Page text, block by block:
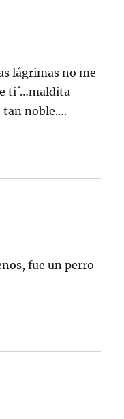
lágrimas no me
ti´…maldita
tan noble….
fue un perro